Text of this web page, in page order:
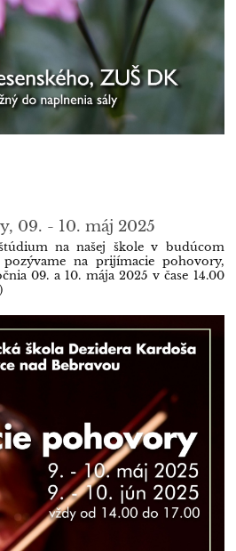
09. - 10. máj 2025
na našej škole v budúcom
na prijímacie pohovory,
09. a 10. mája 2025 v čase 14.00